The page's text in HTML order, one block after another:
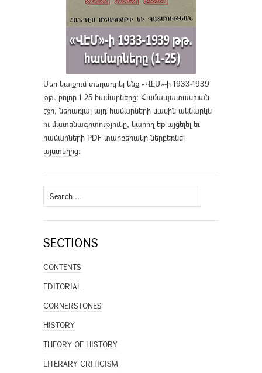
Մեր կայքում տեղադրել ենք «ՎԷՄ»-ի 1933-1939
թթ. բոլոր 1-25 համարները։ Համապատասխան
էջը, ներառյալ այդ համարների մասին ակնարկն
ու մատենագիտությունը, կարող եք այցելել եւ
համարների PDF տարբերակը ներբեռնել
այստեղից։
Search
for:
SECTIONS
CONTENTS
EDITORIAL
CORNERSTONES
HISTORY
THEORY OF HISTORY
LITERARY CRITICISM